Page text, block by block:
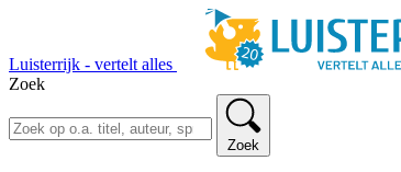
Luisterrijk - vertelt alles
Zoek
Zoek